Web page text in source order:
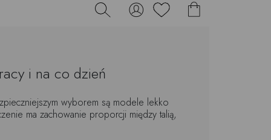
i na co dzień
wyborem są modele lekko
ma zachowanie proporcji między talią,